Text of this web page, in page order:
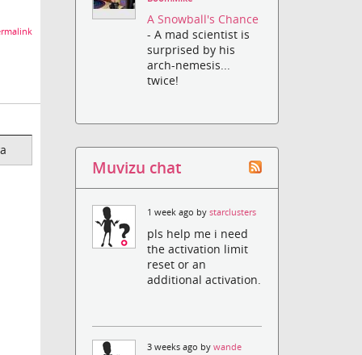
A Snowball's Chance
- A mad scientist is
surprised by his
arch-nemesis...
twice!
Muvizu chat
1 week ago bystarclusters
pls help me i need
the activation limit
reset or an
additional activation.
3 weeks ago bywande